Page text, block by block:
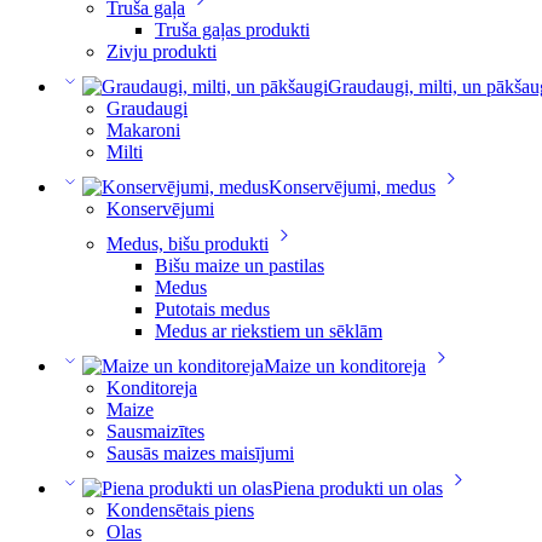
Truša gaļa
Truša gaļas produkti
Zivju produkti
Graudaugi, milti, un
Graudaugi
Makaroni
Milti
Konservējumi, medus
Konservējumi
Medus, bišu produkti
Bišu maize un pastilas
Medus
Putotais medus
Medus ar riekstiem un sēklām
Maize un konditoreja
Konditoreja
Maize
Sausmaizītes
Sausās maizes maisījumi
Piena produkti un olas
Kondensētais piens
Olas